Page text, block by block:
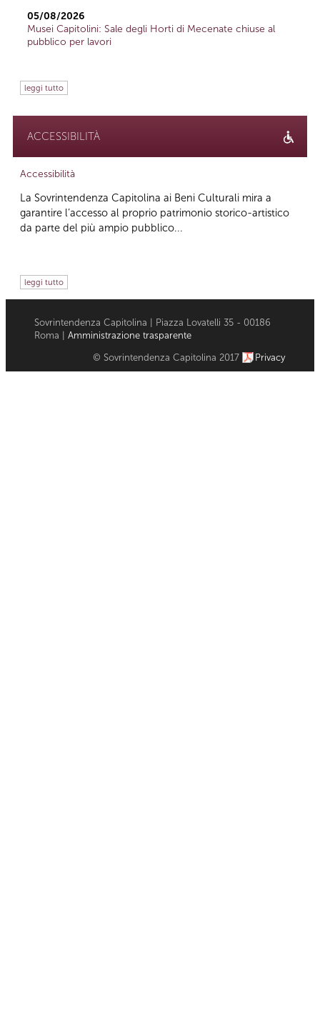
05/08/2026
Musei Capitolini: Sale degli Horti di Mecenate chiuse al
pubblico per lavori
leggi tutto
ACCESSIBILITÀ
Accessibilità
La Sovrintendenza Capitolina ai Beni Culturali mira a
garantire l’accesso al proprio patrimonio storico-artistico
da parte del più ampio pubblico...
leggi tutto
Sovrintendenza Capitolina | Piazza Lovatelli 35 - 00186
Roma | Amministrazione trasparente
© Sovrintendenza Capitolina 2017 Privacy